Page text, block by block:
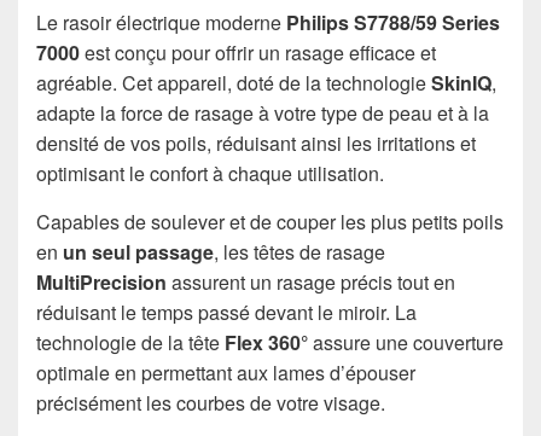
Le rasoir électrique moderne Philips S7788/59 Series
7000est conçu pour offrir un rasage efficace et
agréable. Cet appareil, doté de la technologieSkinIQ,
adapte la force de rasage à votre type de peau et à la
densité de vos poils, réduisant ainsi les irritations et
optimisant le confort à chaque utilisation.
Capables de soulever et de couper les plus petits poils
en un seul passage, les têtes de rasage
MultiPrecision assurent un rasage précis tout en
réduisant le temps passé devant le miroir. La
technologie de la tête Flex 360°assure une couverture
optimale en permettant aux lames d’épouser
précisément les courbes de votre visage.